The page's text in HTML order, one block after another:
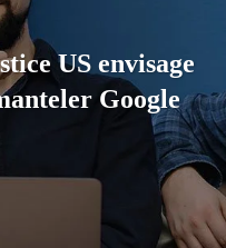
US envisage
Google